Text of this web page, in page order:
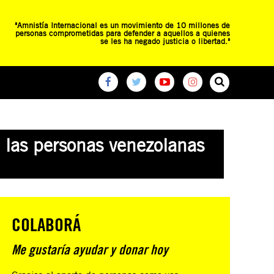
"Amnistía Internacional es un movimiento de 10 millones de
personas comprometidas para defender a aquellos a quienes
se les ha negado justicia o libertad."
personas venezolanas
COLABORÁ
Me gustaría ayudar y donar hoy